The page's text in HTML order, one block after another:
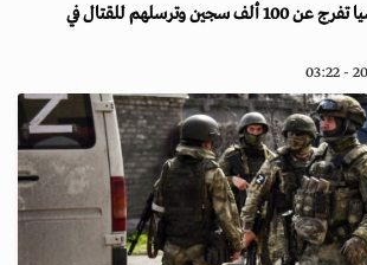
"واشنطن بوست": روسيا تفرج عن 100 ألف سجين وترسلهم للقتال في